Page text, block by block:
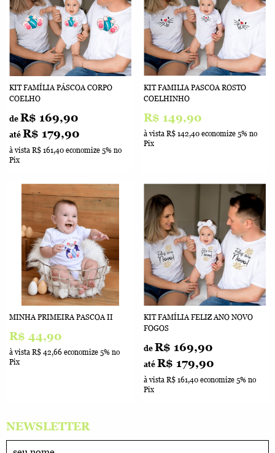
KIT FAMÍLIA PÁSCOA CORPO
COELHO
de R$ 169,90
até R$ 179,90
à vista R$ 161,40 economize 5% no
Pix
KIT FAMILIA PASCOA ROSTO
COELHINHO
R$ 149,90
à vista R$ 142,40 economize 5% no
Pix
MINHA PRIMEIRA PASCOA II
R$ 44,90
à vista R$ 42,66 economize 5% no
Pix
KIT FAMÍLIA FELIZ ANO NOVO
FOGOS
de R$ 169,90
até R$ 179,90
à vista R$ 161,40 economize 5% no
Pix
NEWSLETTER